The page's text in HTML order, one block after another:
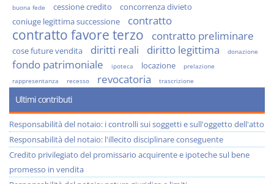
buona fede cessione credito
concorrenza divieto
coniuge legittima successione
contratto
contratto favore terzo contratto preliminare
cose future vendita diritti reali diritto legittima donazione
fondo patrimoniale ipoteca locazione
prelazione
rappresentanza
recesso revocatoria trascrizione
Ultimi contributi
Responsabilità del notaio: i controlli sui soggetti e sull'oggetto dell'atto
Responsabilità del notaio: l'illecito disciplinare conseguente
Credito privilegiato del promissario acquirente e ipoteche sul bene
promesso in vendita